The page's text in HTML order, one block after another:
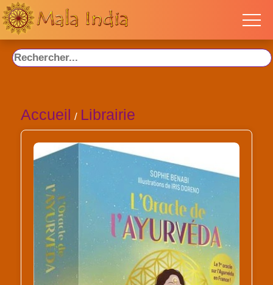
Accueil / Librairie